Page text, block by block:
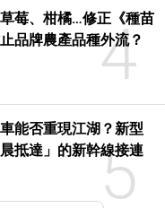
4
莓、柑橘…修正《種苗
品牌農產品種外流？
5
能否重現江湖？新型
抵達」的新幹線接連